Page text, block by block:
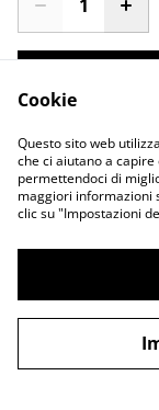
Cookie
Questo sito web
che ci aiutano a
permettendoci di
maggiori informazioni
clic su "Impostazioni